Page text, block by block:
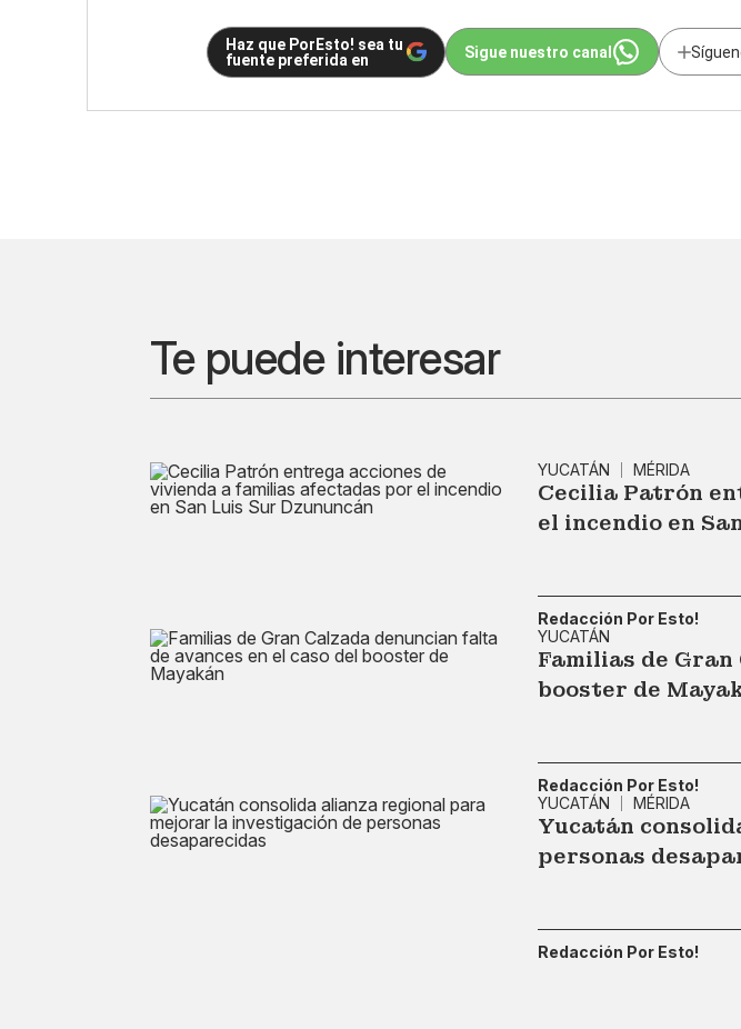
Haz que PorEsto! sea tu
fuente preferida en
Sigue nuestro canal
Te puede interesar
YUCATÁN MÉRIDA
Cecilia Patrón
el incendio en
Redacción Por Esto!
YUCATÁN
Familias de Gran
booster de
Redacción Por Esto!
YUCATÁN
MÉRIDA
Yucatán
personas
Redacción Por Esto!